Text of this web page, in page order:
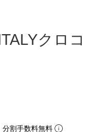
クロコ
分割手数料無料